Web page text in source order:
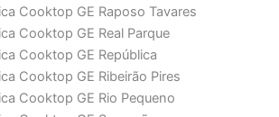
Cooktop GE Raposo Tavares
Cooktop GE Real Parque
Cooktop GE República
Cooktop GE Ribeirão Pires
Cooktop GE Rio Pequeno